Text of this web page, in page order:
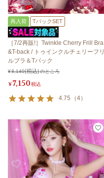
再入荷 TバックSET
［7/2再販!］Twinkle Cherry Frill Bra
&T-back / トゥインクルチェリーフリ
ルブラ＆Tバック
¥8,140 のところ
¥7,150税込
4.75 （4）